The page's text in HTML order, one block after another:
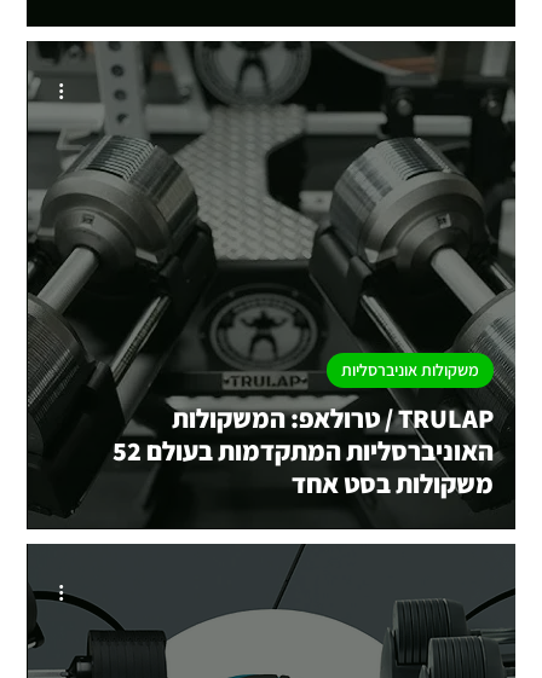
ֿֿTRULAP / טרולאפ: המשקולות
האוניברסליות המתקדמות בעולם 52
משקולות בסט אחד
משקולות אוניברסליות